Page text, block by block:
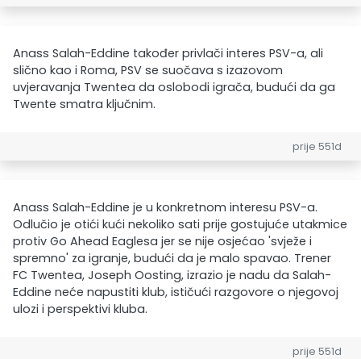
Anass Salah-Eddine također privlači interes PSV-a, ali
slično kao i Roma, PSV se suočava s izazovom
uvjeravanja Twentea da oslobodi igrača, budući da ga
Twente smatra ključnim.
prije 551d
Anass Salah-Eddine je u konkretnom interesu PSV-a.
Odlučio je otići kući nekoliko sati prije gostujuće utakmice
protiv Go Ahead Eaglesa jer se nije osjećao 'svježe i
spremno' za igranje, budući da je malo spavao. Trener
FC Twentea, Joseph Oosting, izrazio je nadu da Salah-
Eddine neće napustiti klub, ističući razgovore o njegovoj
ulozi i perspektivi kluba.
prije 551d